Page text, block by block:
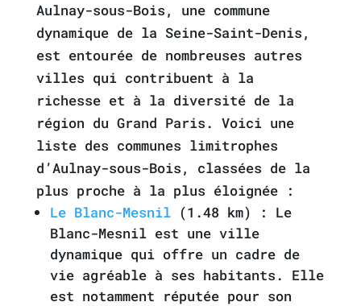
Aulnay-sous-Bois, une commune
dynamique de la Seine-Saint-Denis,
est entourée de nombreuses autres
villes qui contribuent à la
richesse et à la diversité de la
région du Grand Paris. Voici une
liste des communes limitrophes
d’Aulnay-sous-Bois, classées de la
plus proche à la plus éloignée :
Le Blanc-Mesnil(1.48 km) : Le
Blanc-Mesnil est une ville
dynamique qui offre un cadre de
vie agréable à ses habitants. Elle
est notamment réputée pour son